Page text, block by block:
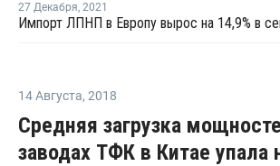
27 Декабря, 2021
Импорт ЛПНП в Европу вырос на 14,9% в
14 Августа, 2018
Средняя загрузка
заводах ТФК в Китае упала